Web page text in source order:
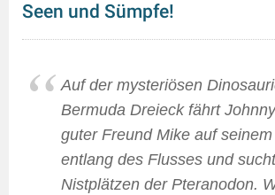
Seen und Sümpfe!
Auf der mysteriösen
Bermuda Dreieck fährt
guter Freund Mike auf
entlang des Flusses und
Nistplätzen der Pteranodon.